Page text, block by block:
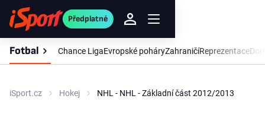
Předplatné
Fotbal Chance LigaEvropské poháryZahraničíReprezentace
iSport.cz Hokej NHL - NHL - Základní část 2012/2013